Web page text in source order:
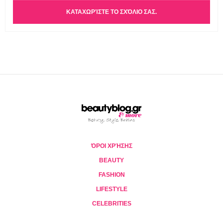
ΌΡΟΙ ΧΡΉΣΗΣ
BEAUTY
FASHION
LIFESTYLE
CELEBRITIES